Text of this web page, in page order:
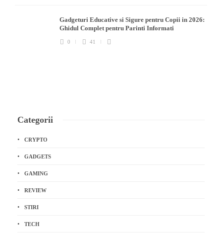
Gadgeturi Educative si Sigure pentru Copii in 2026:
Ghidul Complet pentru Parinti Informati
0 41
Categorii
CRYPTO
GADGETS
GAMING
REVIEW
STIRI
TECH